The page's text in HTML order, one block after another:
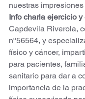
nuestras
Info charla ejercicio y
Capdevila Riverola,
nº56564, y
físico y cáncer,
para pacientes,
sanitario para dar a
importancia de la